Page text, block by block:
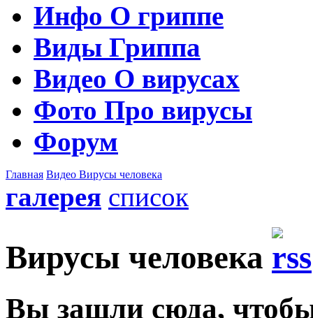
Инфо О гриппе
Виды Гриппа
Видео О вирусах
Фото Про вирусы
Форум
Главная Видео Вирусы человека
галерея список
Вирусы человека
Вы зашли сюда,